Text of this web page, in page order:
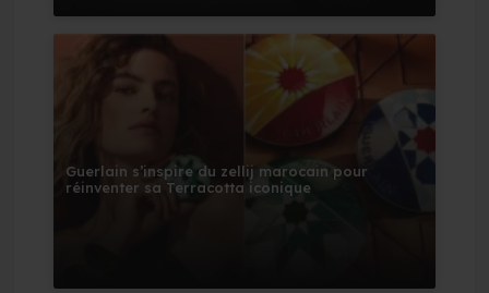
Guerlain s’inspire du zellij marocain pour
réinventer sa Terracotta iconique